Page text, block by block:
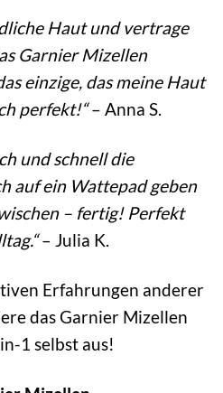
Haut und vertrage
Garnier Mizellen
einzige, das meine Haut
perfekt!“– Anna S.
und schnell die
auf ein Wattepad geben
– fertig! Perfekt
– Julia K.
Erfahrungen anderer
das Garnier Mizellen
1 selbst aus!